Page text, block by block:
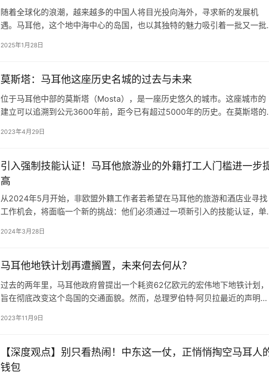
随着全球化的浪潮，越来越多的中国人将目光投向海外，寻求新的发展机
遇。马耳他，这个地中海中心的岛国，也以其独特的魅力吸引着一批又一批
餐饮、超市、五金店等传统行业为…
2025年1月28日
莫斯塔：马耳他这座历史名城的过去与未来
位于马耳他中部的莫斯塔（Mosta），是一座历史悠久的城市。这座城市的
建立可以追溯到公元3600年前，距今已有超过5000年的历史。在莫斯塔的
穹顶被誉为世界第…
2023年4月29日
引入强制技能认证！马耳他旅游业的外籍打工人门槛进一步
高
从2024年5月开始，非欧盟外籍工作者若希望在马耳他的旅游和酒店业寻找
工作机会，将面临一个新的挑战：他们必须通过一项新引入的技能认证，单
政府在近期的新闻发布…
2024年3月28日
马耳他地铁计划再遭搁置，未来何去何从？
过去的两年里，马耳他政府曾提出一个耗资62亿欧元的宏伟地下地铁计划，
旨在彻底改变这个岛国的交通面貌。然而，总理罗伯特·阿贝拉最近的声明表
示，这个项目…
2023年11月9日
【深度观点】别只看热闹！中东这一仗，正悄悄掏空马耳人
钱包